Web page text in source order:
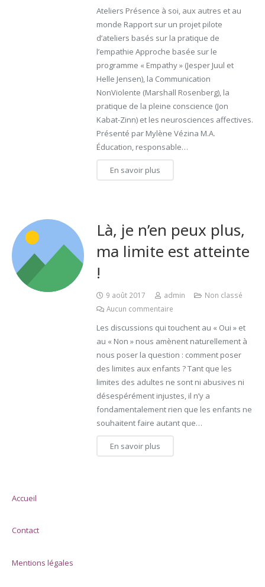
Ateliers Présence à soi, aux autres et au
monde Rapport sur un projet pilote
d’ateliers basés sur la pratique de
l’empathie Approche basée sur le
programme « Empathy » (Jesper Juul et
Helle Jensen), la Communication
NonViolente (Marshall Rosenberg), la
pratique de la pleine conscience (Jon
Kabat-Zinn) et les neurosciences affectives.
Présenté par Mylène Vézina M.A.
Éducation, responsable…
En savoir plus
Là, je n’en peux plus,
ma limite est atteinte
!
9 août 2017 admin
Non classé
Aucun commentaire
Les discussions qui touchent au « Oui » et
au « Non » nous amènent naturellement à
nous poser la question : comment poser
des limites aux enfants ? Tant que les
limites des adultes ne sont ni abusives ni
désespérément injustes, il n’y a
fondamentalement rien que les enfants ne
souhaitent faire autant que…
En savoir plus
Accueil
Contact
Mentions légales